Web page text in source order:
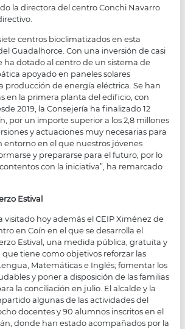
la directora del centro Conchi Navarro
centros bioclimatizados en esta
Guadalhorce. Con una inversión de casi
ha dotado al centro de un sistema de
apoyado en paneles solares
producción de energía eléctrica. Se han
en la primera planta del edificio, con
2019, la Consejería ha finalizado 12
por un importe superior a los 2,8 millones
y actuaciones muy necesarias para
en el que nuestros jóvenes
y prepararse para el futuro, por lo
con la iniciativa”, ha remarcado
Estival
visitado hoy además el CEIP Ximénez de
en Coín en el que se desarrolla el
Estival, una medida pública, gratuita y
tiene como objetivos reforzar las
Matemáticas e Inglés; fomentar los
y poner a disposición de las familias
la conciliación en julio. El alcalde y la
algunas de las actividades del
docentes y 90 alumnos inscritos en el
donde han estado acompañados por la